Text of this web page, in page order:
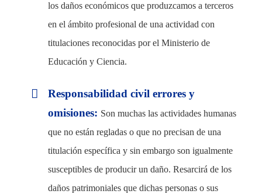
los daños económicos que produzcamos a terceros
en el ámbito profesional de una actividad con
titulaciones reconocidas por el Ministerio de
Educación y Ciencia.
Responsabilidad civil errores y
omisiones: Son muchas las actividades humanas
que no están regladas o que no precisan de una
titulación específica y sin embargo son igualmente
susceptibles de producir un daño. Resarcirá de los
daños patrimoniales que dichas personas o sus